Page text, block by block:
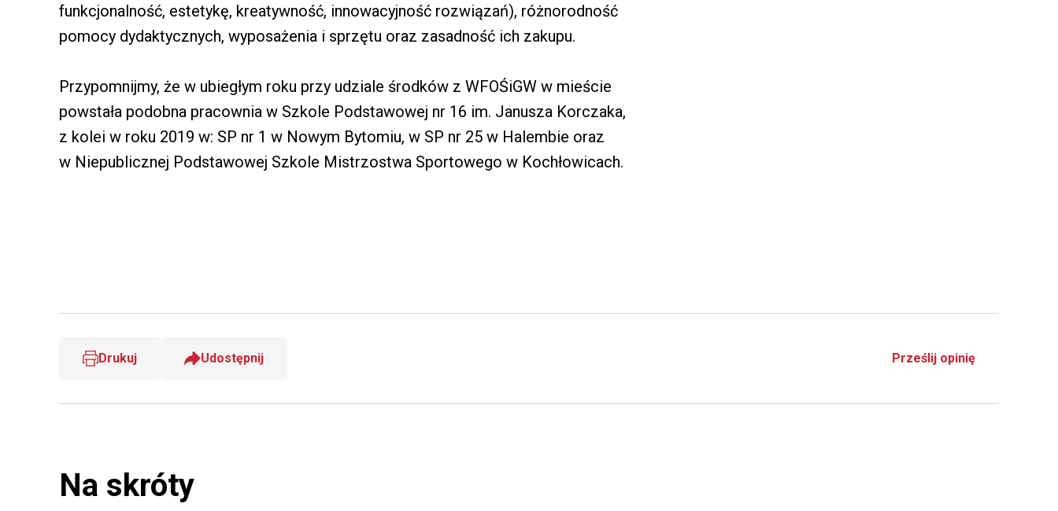
funkcjonalność, estetykę, kreatywność, innowacyjność rozwiązań), różnorodność
pomocy dydaktycznych, wyposażenia i sprzętu oraz zasadność ich zakupu.
Przypomnijmy, że w ubiegłym roku przy udziale środków z WFOŚiGW w mieście
powstała podobna pracownia w Szkole Podstawowej nr 16 im. Janusza Korczaka,
z kolei w roku 2019 w: SP nr 1 w Nowym Bytomiu, w SP nr 25 w Halembie oraz
w Niepublicznej Podstawowej Szkole Mistrzostwa Sportowego w Kochłowicach.
Drukuj Udostępnij Prześlij opinię
Na skróty